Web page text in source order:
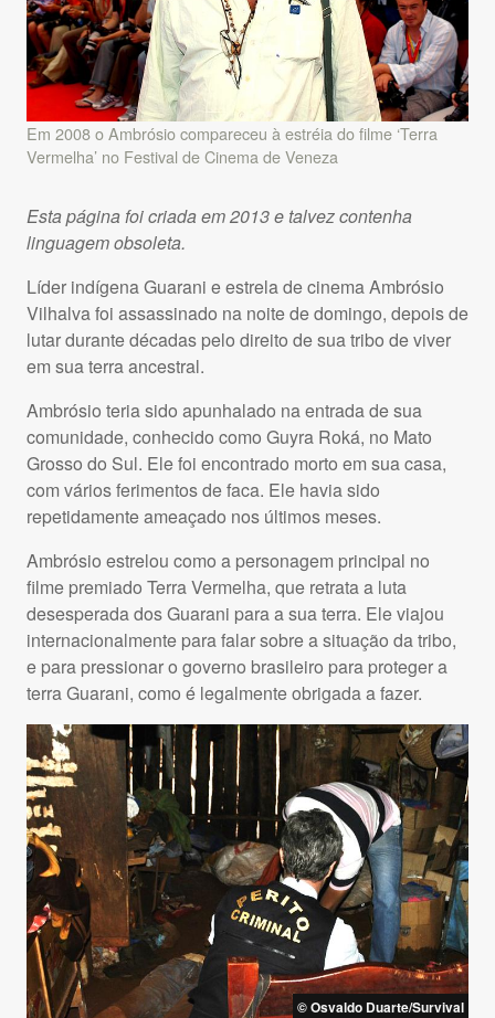
Em 2008 o Ambrósio compareceu à estréia do filme ‘Terra
Vermelha’ no Festival de Cinema de Veneza
Esta página foi criada em 2013 e talvez contenha
linguagem obsoleta.
Líder indígena Guarani e estrela de cinema Ambrósio
Vilhalva foi assassinado na noite de domingo, depois de
lutar durante décadas pelo direito de sua tribo de viver
em sua terra ancestral.
Ambrósio teria sido apunhalado na entrada de sua
comunidade, conhecido como Guyra Roká, no Mato
Grosso do Sul. Ele foi encontrado morto em sua casa,
com vários ferimentos de faca. Ele havia sido
repetidamente ameaçado nos últimos meses.
Ambrósio estrelou como a personagem principal no
filme premiado Terra Vermelha, que retrata a luta
desesperada dos Guarani para a sua terra. Ele viajou
internacionalmente para falar sobre a situação da tribo,
e para pressionar o governo brasileiro para proteger a
terra Guarani, como é legalmente obrigada a fazer.
© Osvaldo Duarte/Survival